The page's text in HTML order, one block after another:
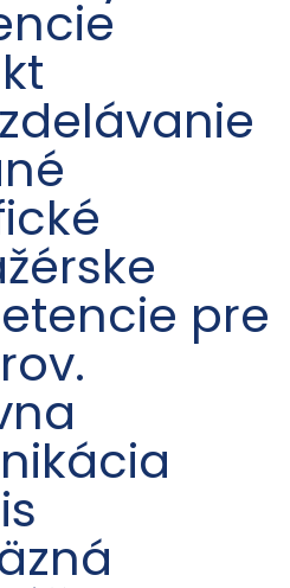
pre